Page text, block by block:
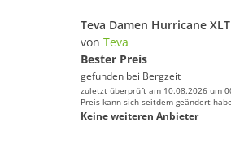
von Teva
Bester Preis
gefunden bei Bergzeit
zuletzt überprüft am 10.08.2026 um
Preis kann sich seitdem geändert
Keine weiteren Anbieter